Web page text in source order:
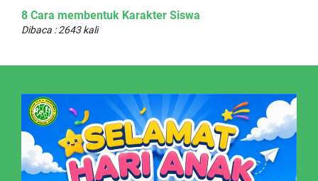
8 Cara membentuk Karakter Siswa
Dibaca : 2643 kali